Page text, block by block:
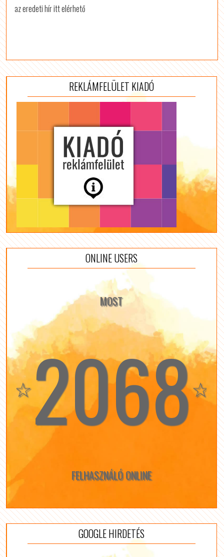
az eredeti hír itt elérhető
REKLÁMFELÜLET KIADÓ
ONLINE USERS
MOST
☆2068☆
FELHASZNÁLÓ ONLINE
GOOGLE HIRDETÉS